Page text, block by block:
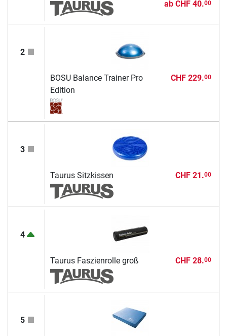
ab CHF 40.00
2
BOSU Balance Trainer Pro
Edition
CHF 229.00
3
Taurus Sitzkissen CHF 21.00
4
Taurus Faszienrolle groß CHF 28.00
5